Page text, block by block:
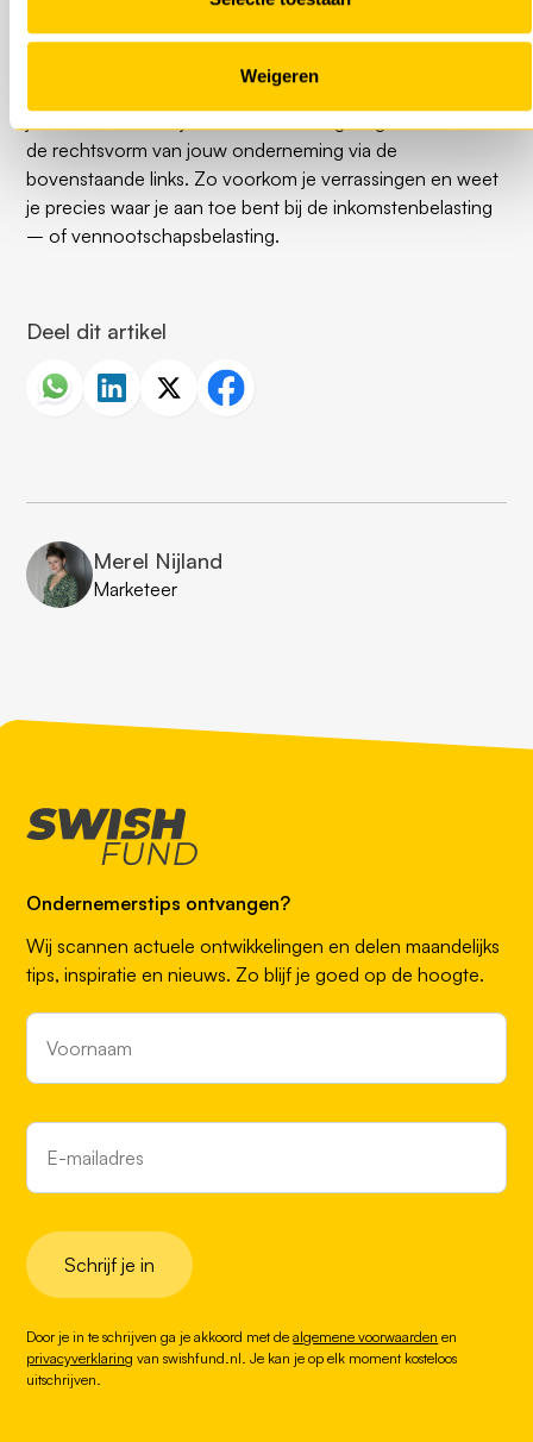
Weigeren
vennootschapsbelasting.
Wil je zeker weten hoe de belastingaangifte werkt voor
de rechtsvorm van jouw onderneming via de
bovenstaande links. Zo voorkom je verrassingen en weet
je precies waar je aan toe bent bij de inkomstenbelasting
– of vennootschapsbelasting.
Deel dit artikel
Merel Nijland
Marketeer
Ondernemerstips ontvangen?
Wij scannen actuele ontwikkelingen en delen maandelijks
tips, inspiratie en nieuws. Zo blijf je goed op de hoogte.
Schrijf je in
Door je in te schrijven ga je akkoord met dealgemene voorwaarden en
privacyverklaring van swishfund.nl. Je kan je op elk moment kosteloos
uitschrijven.